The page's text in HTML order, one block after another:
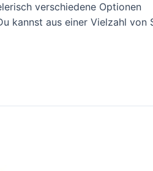
verschiedene Optionen
kannst aus einer Vielzahl von